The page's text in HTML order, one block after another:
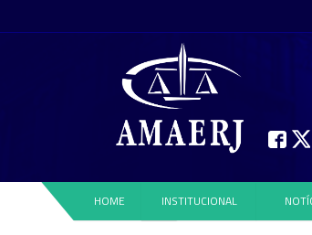
HOME INSTITUCIONAL